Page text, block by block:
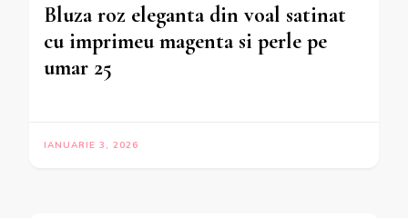
Bluza roz eleganta din voal satinat
cu imprimeu magenta si perle pe
umar 25
IANUARIE 3, 2026